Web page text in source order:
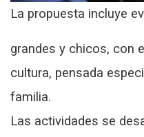
La propuesta incluye
grandes y chicos, con
cultura, pensada
familia.
Las actividades se